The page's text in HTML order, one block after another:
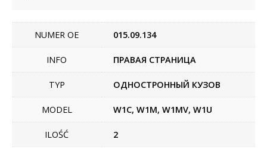
NUMER OE 015.09.134
INFO ПРАВАЯ СТРАНИЦА
TYP ОДНОСТРОННЫЙ КУЗОВ
MODEL W1C, W1M, W1MV, W1U
ILOŚĆ 2